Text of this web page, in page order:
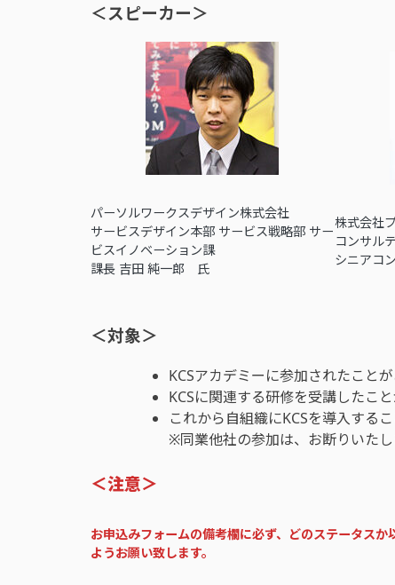
＜スピーカー＞
パーソルワークスデザイン株式会社
サービスデザイン本部 サービス戦略部 サー
ビスイノベーション課
課長 吉田 純一郎 氏
株式会社
コンサル
シニアコ
＜対象＞
KCSアカデミーに参加されたこと
KCSに関連する研修を受講したこ
これから自組織にKCSを導入する
※同業他社の参加は、お断りいたし
＜注意＞
お申込みフォームの備考欄に必ず、どのステータスか
ようお願い致します。